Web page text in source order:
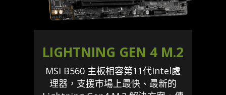
LIGHTNING GEN 4 M.2
MSI B560 主板相容第11代Intel處
理器，支援市場上最快、最新的